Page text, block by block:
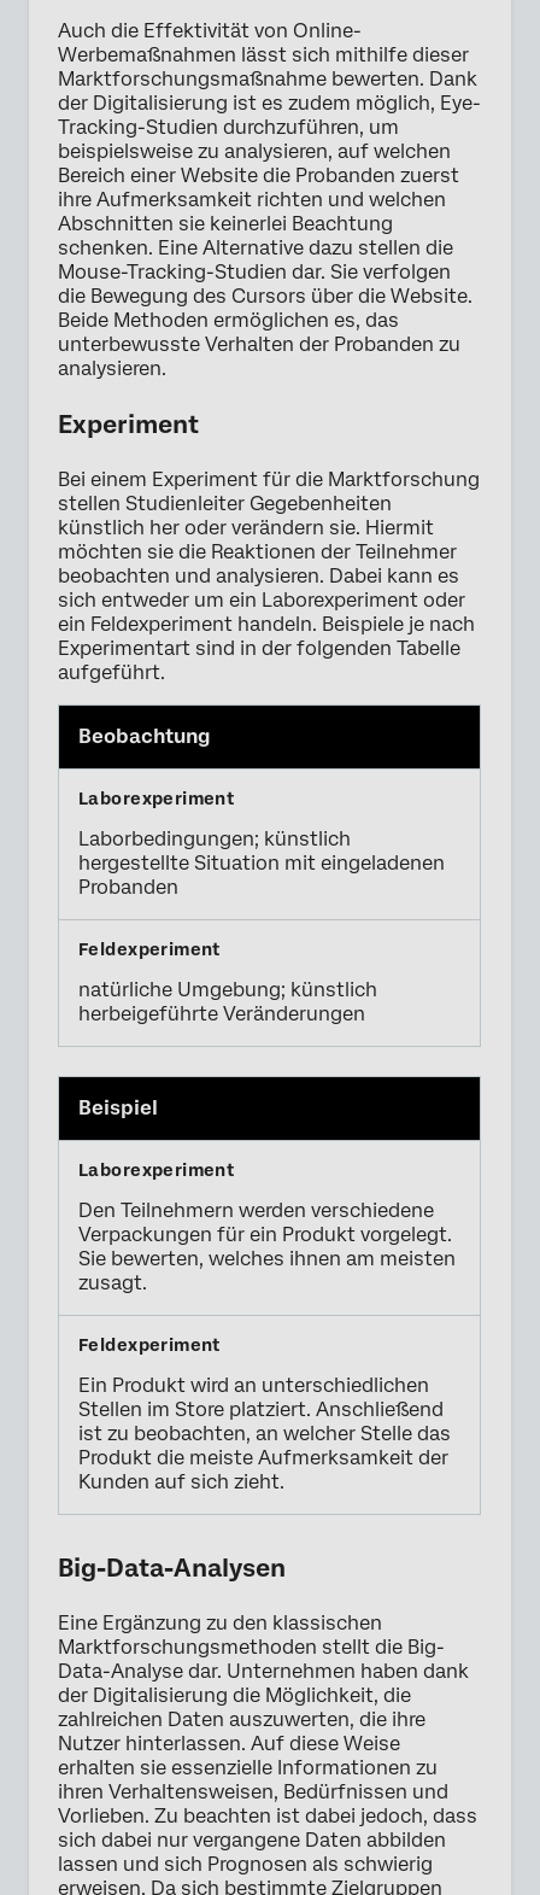
Auch die Effektivität von Online-
Werbemaßnahmen lässt sich mithilfe dieser
Marktforschungsmaßnahme bewerten. Dank
der Digitalisierung ist es zudem möglich, Eye-
Tracking-Studien durchzuführen, um
beispielsweise zu analysieren, auf welchen
Bereich einer Website die Probanden zuerst
ihre Aufmerksamkeit richten und welchen
Abschnitten sie keinerlei Beachtung
schenken. Eine Alternative dazu stellen die
Mouse-Tracking-Studien dar. Sie verfolgen
die Bewegung des Cursors über die Website.
Beide Methoden ermöglichen es, das
unterbewusste Verhalten der Probanden zu
analysieren.
Experiment
Bei einem Experiment für die Marktforschung
stellen Studienleiter Gegebenheiten
künstlich her oder verändern sie. Hiermit
möchten sie die Reaktionen der Teilnehmer
beobachten und analysieren. Dabei kann es
sich entweder um ein Laborexperiment oder
ein Feldexperiment handeln. Beispiele je nach
Experimentart sind in der folgenden Tabelle
aufgeführt.
Beobachtung
Laborbedingungen; künstlich
hergestellte Situation mit eingeladenen
Probanden
natürliche Umgebung; künstlich
herbeigeführte Veränderungen
Beispiel
Den Teilnehmern werden verschiedene
Verpackungen für ein Produkt vorgelegt.
Sie bewerten, welches ihnen am meisten
zusagt.
Ein Produkt wird an unterschiedlichen
Stellen im Store platziert. Anschließend
ist zu beobachten, an welcher Stelle das
Produkt die meiste Aufmerksamkeit der
Kunden auf sich zieht.
Big-Data-Analysen
Eine Ergänzung zu den klassischen
Marktforschungsmethoden stellt die Big-
Data-Analyse dar. Unternehmen haben dank
der Digitalisierung die Möglichkeit, die
zahlreichen Daten auszuwerten, die ihre
Nutzer hinterlassen. Auf diese Weise
erhalten sie essenzielle Informationen zu
ihren Verhaltensweisen, Bedürfnissen und
Vorlieben. Zu beachten ist dabei jedoch, dass
sich dabei nur vergangene Daten abbilden
lassen und sich Prognosen als schwierig
erweisen. Da sich bestimmte Zielgruppen